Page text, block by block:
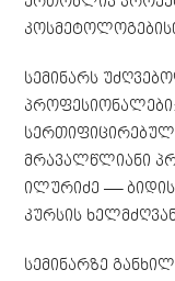
სემინარს
მრავალწლიანი
ილურიძე —
კურსის
სემინარზე